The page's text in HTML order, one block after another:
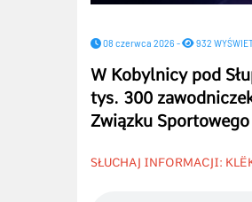
08 czerwca 2026 - 932
W Kobylnicy pod
tys. 300
Związku
SŁUCHAJ INFORMACJI: